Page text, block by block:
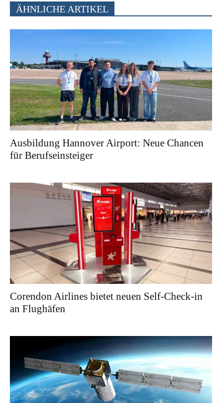
ÄHNLICHE ARTIKEL
Ausbildung Hannover Airport: Neue Chancen
für Berufseinsteiger
Corendon Airlines bietet neuen Self-Check-in
an Flughäfen